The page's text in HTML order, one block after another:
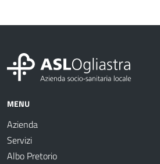
MENU
Azienda
Servizi
Albo Pretorio